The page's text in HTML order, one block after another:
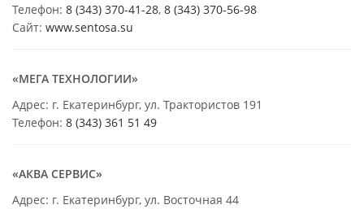
Телефон: 8 (343) 370-41-28, 8 (343) 370-56-98
Сайт: www.sentosa.su
«МЕГА ТЕХНОЛОГИИ»
Адрес: г. Екатеринбург, ул. Трактористов 191
Телефон: 8 (343) 361 51 49
«АКВА СЕРВИС»
Адрес: г. Екатеринбург, ул. Восточная 44